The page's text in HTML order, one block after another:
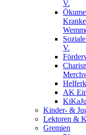
V.
V.
AK
KiKaJu
Kinder- &
Lektoren &
Gremien